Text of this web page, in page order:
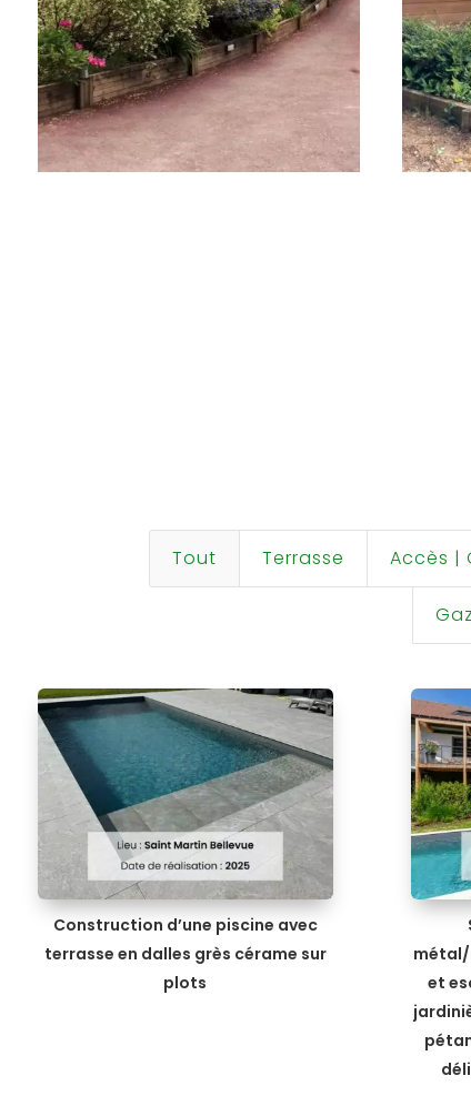
Tout Terrasse Accès |
Construction d’une piscine avec
terrasse en dalles grès cérame sur
plots
métal/
et